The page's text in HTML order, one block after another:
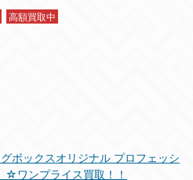
高額買取中
ボックスオリジナル プロフェッシ
☆ワンプライス買取！！